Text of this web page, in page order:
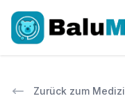
Zurück zum